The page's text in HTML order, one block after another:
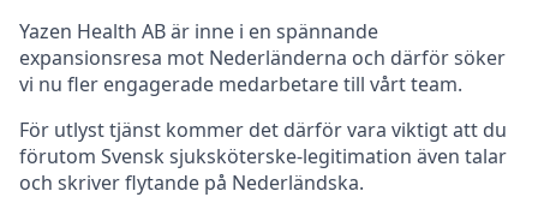
Yazen Health AB är inne i en spännande
expansionsresa mot Nederländerna och därför söker
vi nu fler engagerade medarbetare till vårt team.
För utlyst tjänst kommer det därför vara viktigt att du
förutom Svensk sjuksköterske-legitimation även talar
och skriver flytande på Nederländska.